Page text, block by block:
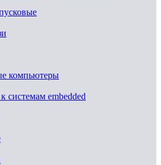
компьютеры
системам embedded